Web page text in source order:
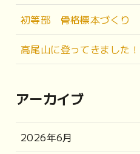
初等部 骨格標本づくり
高尾山に登ってきました！
アーカイブ
2026年6月